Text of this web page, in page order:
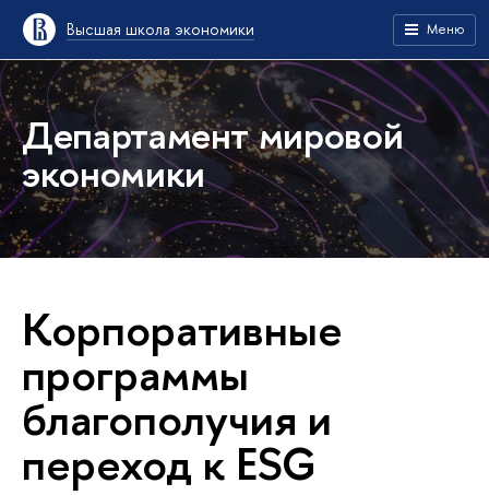
Высшая школа экономики Меню
Департамент мировой
экономики
Корпоративные
программы
благополучия и
переход к ESG